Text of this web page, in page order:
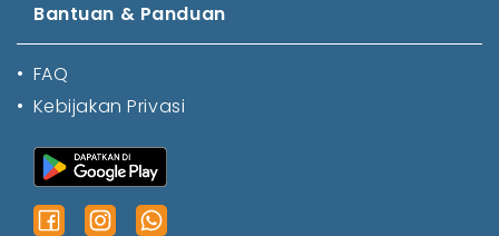
Bantuan & Panduan
• FAQ
• Kebijakan Privasi